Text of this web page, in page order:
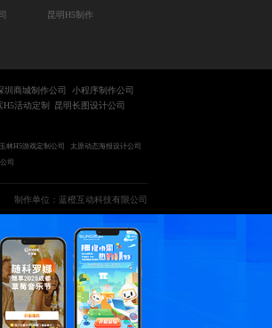
昆明H5制作
圳商城制作公司
小程序制作公司
H5活动定制
昆明长图设计公司
玉林H5游戏定制公司
太原动态海报设计公司
司
制作单位：蓝橙互动科技有限公司